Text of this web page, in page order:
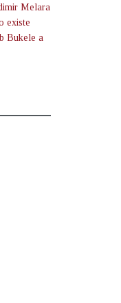
Melara
existe
Bukele a